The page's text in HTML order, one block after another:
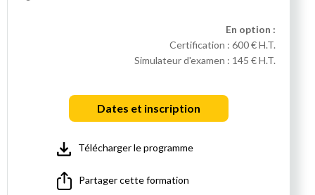
En option :
Certification :600 € H.T.
Simulateur d'examen : 145 € H.T.
Dates et inscription
Télécharger le programme
Partager cette formation